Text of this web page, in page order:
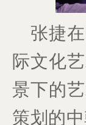
张捷
际文化
景下的
策划的